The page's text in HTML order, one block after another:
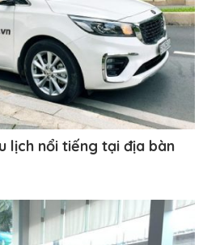
lịch nổi tiếng tại địa bàn